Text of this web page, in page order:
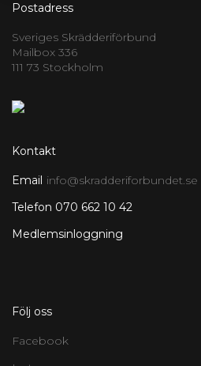
Postadress
Sveriges Skrädderiförbund
Mailbox 336
111 73 Stockholm
Kontakt
Email info@skradderiforbundet.se
Telefon 070 662 10 42
Medlemsinloggning
Följ oss
Facebook